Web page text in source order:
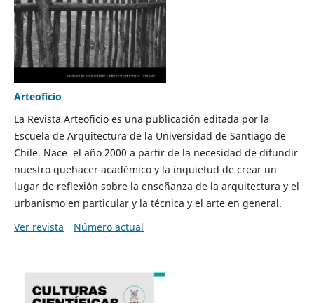
Arteoficio
La Revista Arteoficio es una publicación editada por la
Escuela de Arquitectura de la Universidad de Santiago de
Chile. Nace el año 2000 a partir de la necesidad de difundir
nuestro quehacer académico y la inquietud de crear un
lugar de reflexión sobre la enseñanza de la arquitectura y el
urbanismo en particular y la técnica y el arte en general.
Ver revista
Número actual